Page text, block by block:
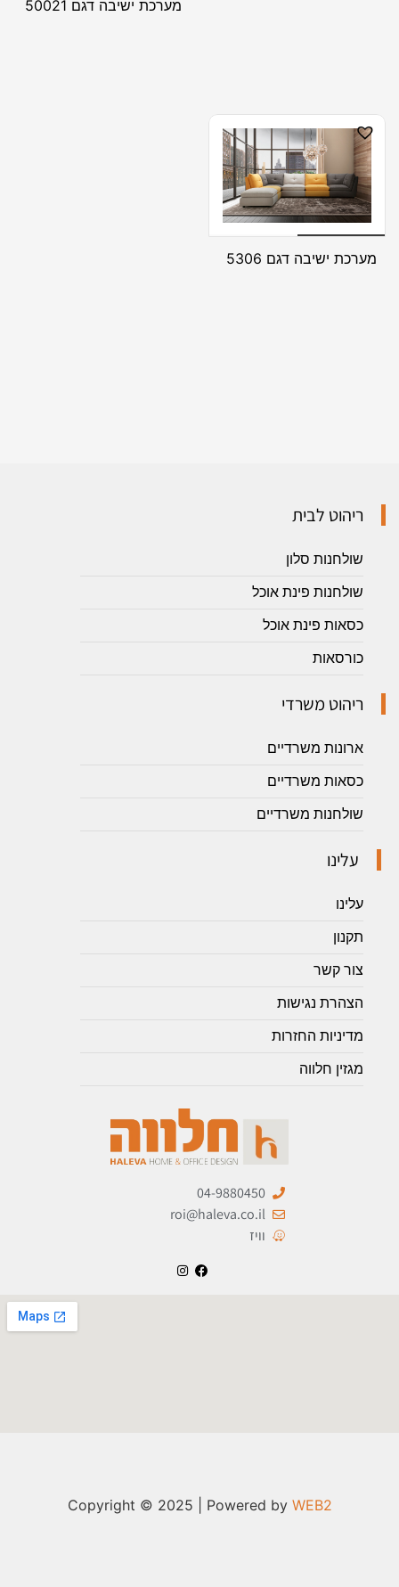
מערכת ישיבה דגם 50021
מערכת ישיבה דגם 5306
ריהוט לבית
שולחנות סלון
שולחנות פינת אוכל
כסאות פינת אוכל
כורסאות
ריהוט משרדי
ארונות משרדיים
כסאות משרדיים
שולחנות משרדיים
עלינו
עלינו
תקנון
צור קשר
הצהרת נגישות
מדיניות החזרות
מגזין חלווה
04-9880450
roi@haleva.co.il
וויז
Copyright © 2025 | Powered by WEB2